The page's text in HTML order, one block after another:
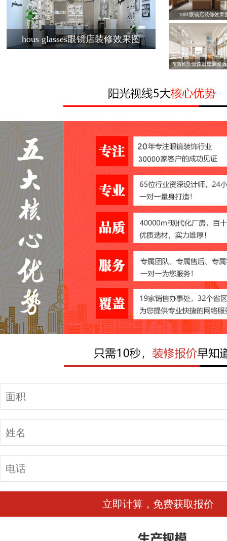
hous glasses眼镜店装修效果图
1001眼镜店装修效果
湖南长沙青森眼镜装修